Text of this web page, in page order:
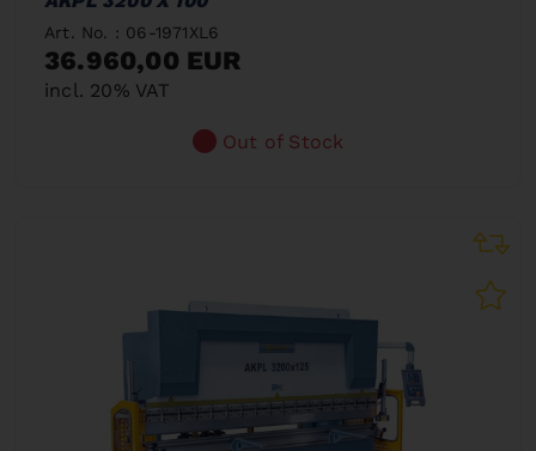
Art. No. : 06-1971XL6
36.960,00 EUR
incl. 20% VAT
Out of Stock